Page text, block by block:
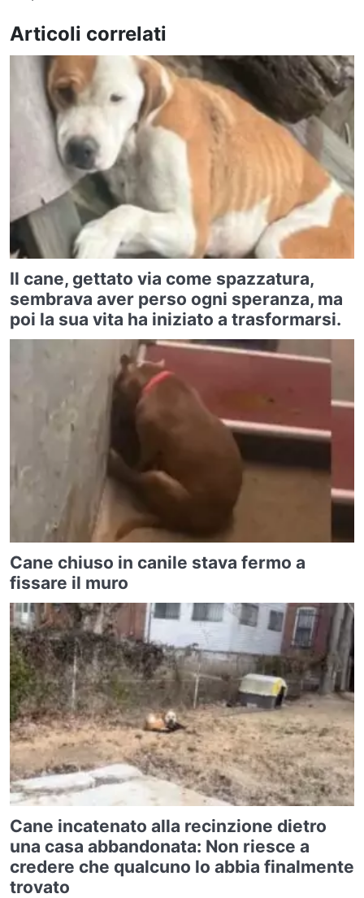
Articoli correlati
Il cane, gettato via come spazzatura,
sembrava aver perso ogni speranza, ma
poi la sua vita ha iniziato a trasformarsi.
Cane chiuso in canile stava fermo a
fissare il muro
Cane incatenato alla recinzione dietro
una casa abbandonata: Non riesce a
credere che qualcuno lo abbia finalmente
trovato